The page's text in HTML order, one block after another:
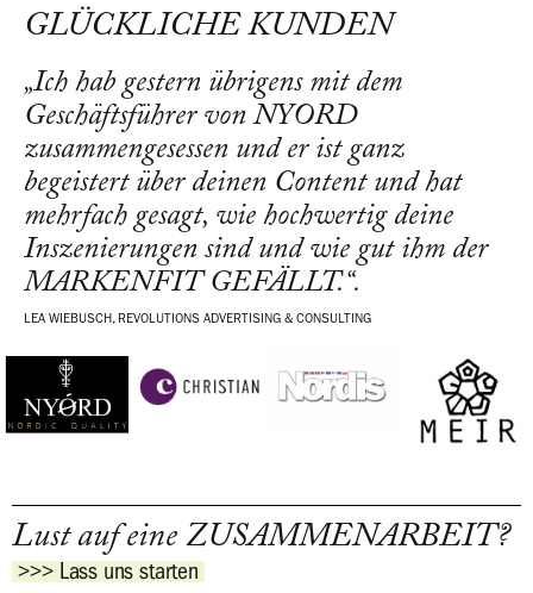
GLÜCKLICHE KUNDEN
„Ich hab gestern übrigens mit dem
Geschäftsführer von NYORD
zusammengesessen und er ist ganz
begeistert über deinen Content und hat
mehrfach gesagt, wie hochwertig deine
Inszenierungen sind und wie gut ihm der
MARKENFIT GEFÄLLT.“.
LEA WIEBUSCH, REVOLUTIONS ADVERTISING & CONSULTING
Lust auf eine ZUSAMMENARBEIT?
>>> Lass uns starten